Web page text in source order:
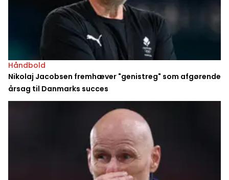
Håndbold
Nikolaj Jacobsen fremhæver "genistreg" som afgørende
årsag til Danmarks succes